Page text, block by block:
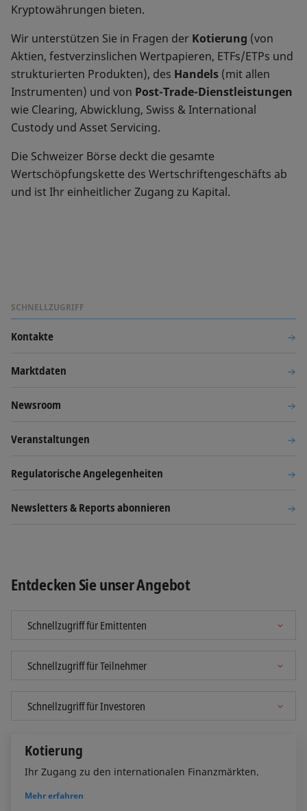
Kryptowährungen bieten.
Wir unterstützen Sie in Fragen der Kotierung (von
Aktien, festverzinslichen Wertpapieren, ETFs/ETPs und
strukturierten Produkten), des Handels (mit allen
Instrumenten) und von Post-Trade-Dienstleistungen
wie Clearing, Abwicklung, Swiss & International
Custody und Asset Servicing.
Die Schweizer Börse deckt die gesamte
Wertschöpfungskette des Wertschriftengeschäfts ab
und ist Ihr einheitlicher Zugang zu Kapital.
SCHNELLZUGRIFF
Kontakte
Marktdaten
Newsroom
Veranstaltungen
Regulatorische Angelegenheiten
Newsletters & Reports abonnieren
Entdecken Sie unser Angebot
Kotierung
Ihr Zugang zu den internationalen Finanzmärkten.
Mehr erfahren